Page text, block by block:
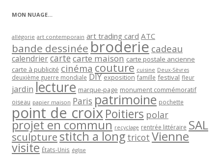
MON NUAGE…
allégorie art contemporain art trading card ATC
bande dessinée broderie cadeau
calendriercartecarte maison carte postale ancienne
carte à publicité cinéma couture cuisine Deux-Sèvres
deuxième guerre mondiale DIY exposition famille festival fleur
jardin lecture marque-page monument commémoratif
oiseau papier maison Paris patrimoine pochette
point de croixPoitiers polar
projet en commun recyclage rentrée littéraire SAL
sculpturestitch a long tricot Vienne
visite États-Unis église